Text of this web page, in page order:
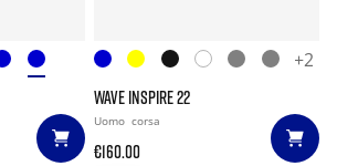
+2
WAVE INSPIRE 22
Uomo corsa
€160.00